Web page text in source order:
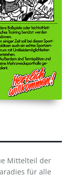
Mittelteil der
für alle